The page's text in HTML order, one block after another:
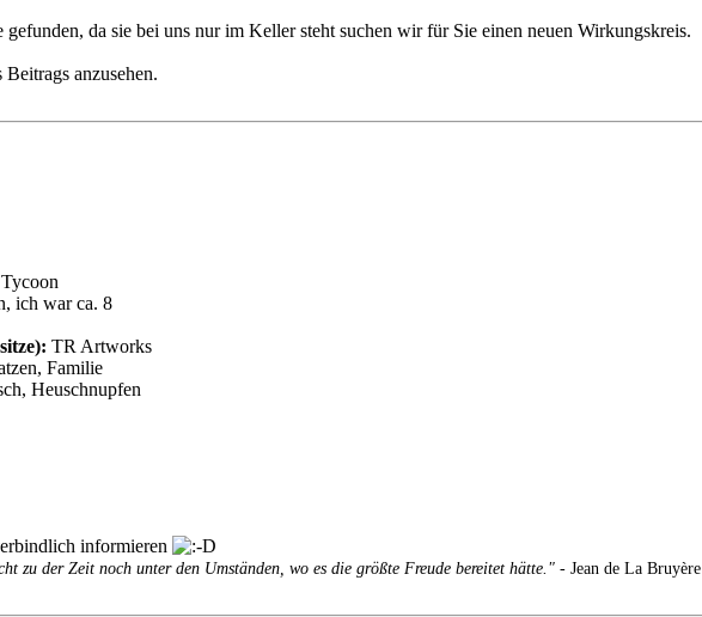
da sie bei uns nur im Keller steht suchen wir für Sie einen neuen Wirkungskreis.
anzusehen.
ich war ca. 8
TR Artworks
Familie
Heuschnupfen
informieren
zu der Zeit noch unter den Umständen, wo es die größte Freude bereitet hätte." - Jean de La Bruyère